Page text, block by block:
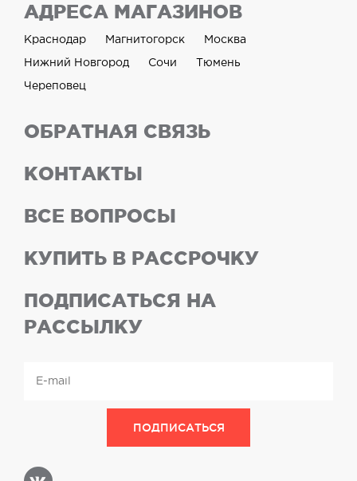
АДРЕСА МАГАЗИНОВ
Краснодар Магнитогорск Москва
Нижний Новгород Сочи Тюмень
Череповец
ОБРАТНАЯ СВЯЗЬ
КОНТАКТЫ
ВСЕ ВОПРОСЫ
КУПИТЬ В РАССРОЧКУ
ПОДПИСАТЬСЯ НА
РАССЫЛКУ